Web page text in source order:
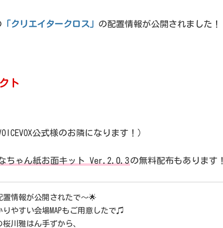
「クリエイタークロス」 の配置情報が公開されました！
ト
公式様のお隣になります！）
ちゃん紙お面キット Ver.2.0.3の無料配布もあります！
情報が公開されたで〜🌟
やすい会場MAPもご用意したで♫
川雅はん手ずから、